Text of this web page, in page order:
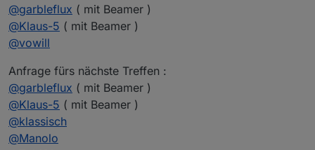
@garbleflux ( mit Beamer )
@Klaus-5 ( mit Beamer )
@vowill
Anfrage fürs nächste Treffen :
@garbleflux ( mit Beamer )
@Klaus-5 ( mit Beamer )
@klassisch
@Manolo